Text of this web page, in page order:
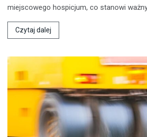
miejscowego hospicjum, co stanowi
Czytaj dalej